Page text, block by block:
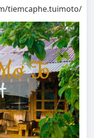
tiemcaphe.tuimoto/